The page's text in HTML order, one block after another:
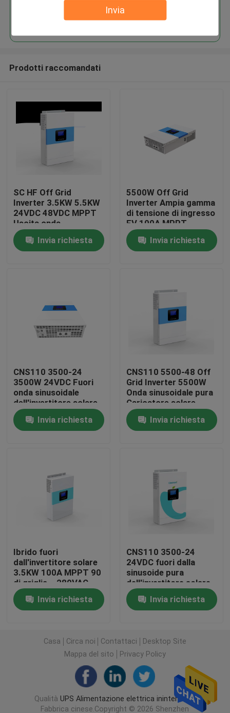
Invia
Prodotti
Circa noi
Notizia
News
alimentazione elettrica del supporto di scaffale
Alimentazione elettrica delle Telecomunicazioni
Sistema di immagazzinamento dell'energia
pacchetto della batteria del ferro del litio
Litio Ion Ups
Sistemi all'aperto di UPS
UPS modulare del sistema
Continua
Prodotti raccomandati
SC HF Off Grid
Inverter 3.5KW 5.5KW
24VDC 48VDC MPPT
Uscita onda
sinusoidale
Invia richiesta
5500W Off Grid
Inverter Ampia gamma
di tensione di ingresso
FV 100A MPPT
Schermo antipolvere
incorporatoInvia richiesta
CNS110 3500-24
3500W 24VDC Fuori
onda sinusoidale
dell'invertitore solare
di griglia per gli
elettrodomestici
Invia richiesta
CNS110 5500-48 Off
Grid Inverter 5500W
Onda sinusoidale pura
Caricatore solare
MPPT in parallelo
Invia richiesta
Ibrido fuori
dall'invertitore solare
3.5KW 100A MPPT 90
di griglia – 280VAC
per gli
elettrodomestici
Invia richiesta
CNS110 3500-24
24VDC fuori dalla
sinusoide pura
dell'invertitore solare
di griglia sviluppata in
schermo della polvere
Invia richiesta
Casa Circa noi Contattaci
Desktop Site
Mappa del sito
Privacy Policy
Qualità UPS Alimentazione elettrica ininterrotta
Fabbrica cinese.Copyright © 2026 Shenzhen